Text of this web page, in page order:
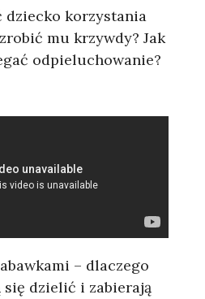
dziecko korzystania
mu krzywdy? Jak
odpieluchowanie?
– dlaczego
dzielić i zabierają